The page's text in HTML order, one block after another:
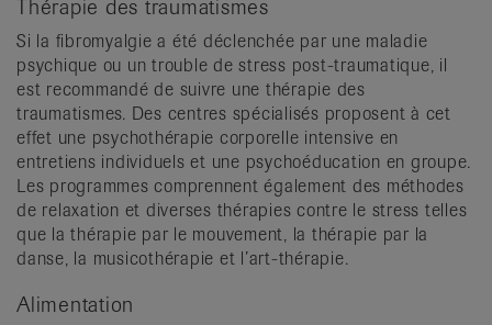
Thérapie des traumatismes
Si la fibromyalgie a été déclenchée par une maladie
psychique ou un trouble de stress post-traumatique, il
est recommandé de suivre une thérapie des
traumatismes. Des centres spécialisés proposent à cet
effet une psychothérapie corporelle intensive en
entretiens individuels et une psychoéducation en groupe.
Les programmes comprennent également des méthodes
de relaxation et diverses thérapies contre le stress telles
que la thérapie par le mouvement, la thérapie par la
danse, la musicothérapie et l’art-thérapie.
Alimentation